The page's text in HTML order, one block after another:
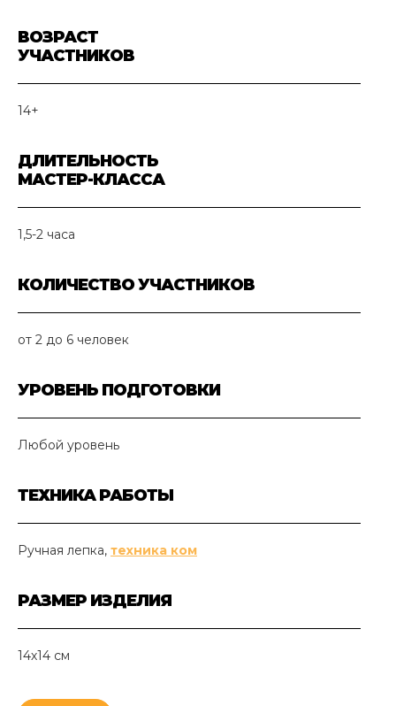
ВОЗРАСТ
УЧАСТНИКОВ
14+
ДЛИТЕЛЬНОСТЬ
МАСТЕР-КЛАССА
1,5-2 часа
КОЛИЧЕСТВО УЧАСТНИКОВ
от 2 до 6 человек
УРОВЕНЬ ПОДГОТОВКИ
Любой уровень
ТЕХНИКА РАБОТЫ
Ручная лепка, техника ком
РАЗМЕР ИЗДЕЛИЯ
14х14 см